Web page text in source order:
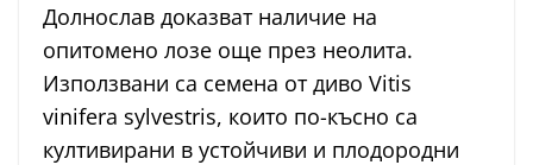
Долнослав доказват наличие на
опитомено лозе още през неолита.
Използвани са семена от диво Vitis
vinifera sylvestris, които по-късно са
култивирани в устойчиви и плодородни